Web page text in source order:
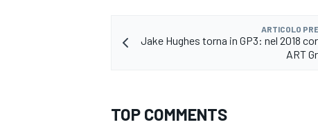
ARTICOLO
Jake Hughes torna in GP3: nel 2018
ART
TOP COMMENTS